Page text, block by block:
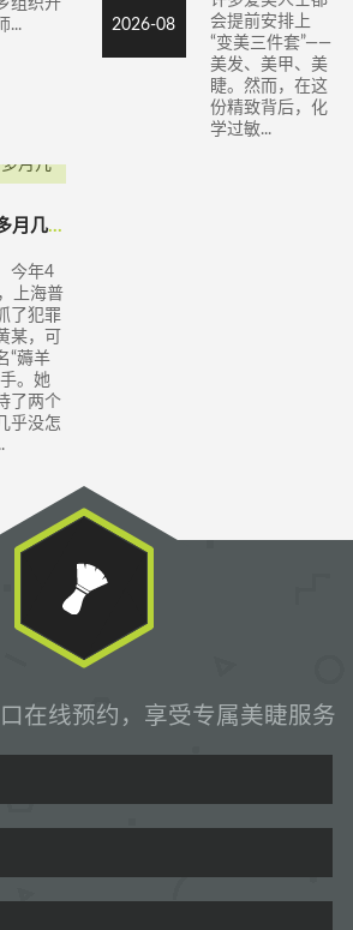
组织开
...
2026-08
会提前安排上
“变美三件套”——
美发、美甲、美
睫。然而，在这
份精致背后，化
学过敏...
00后女子到上海2个多月几乎没花钱衣食住
4
上海普
了犯罪
某，可
“薅羊
。她
了两个
乎没怎
在线预约，享受专属美睫服务